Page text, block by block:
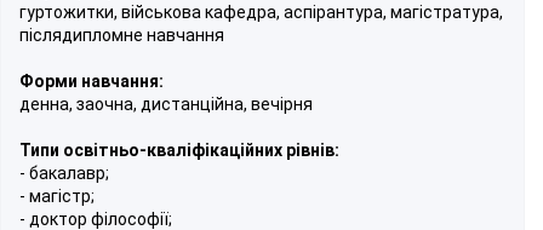
гуртожитки, військова кафедра, аспірантура, магістратура,
післядипломне навчання
Форми навчання:
денна, заочна, дистанційна, вечірня
Типи освітньо-кваліфікаційних рівнів:
- бакалавр;
- магістр;
- доктор філософії;